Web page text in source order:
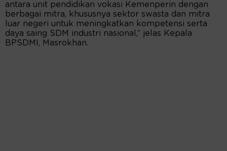
antara unit pendidikan vokasi Kemenperin dengan
berbagai mitra, khususnya sektor swasta dan mitra
luar negeri untuk meningkatkan kompetensi serta
daya saing SDM industri nasional,” jelas Kepala
BPSDMI, Masrokhan.